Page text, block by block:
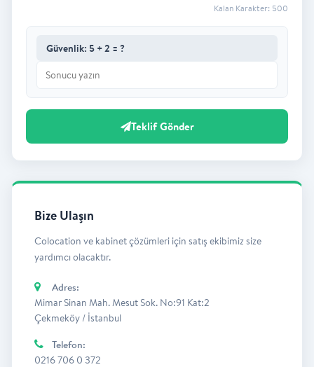
Kalan Karakter: 500
Güvenlik: 5 + 2 = ?
Teklif Gönder
Bize Ulaşın
Colocation ve kabinet çözümleri için satış ekibimiz size
yardımcı olacaktır.
Adres:
Mimar Sinan Mah. Mesut Sok. No:91 Kat:2
Çekmeköy / İstanbul
Telefon:
0216 706 0 372